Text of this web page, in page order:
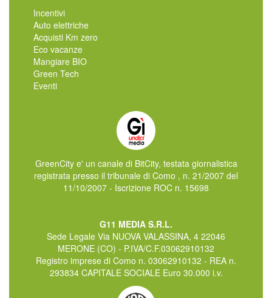
Incentivi
Auto elettriche
Acquisti Km zero
Eco vacanze
Mangiare BIO
Green Tech
Eventi
GreenCity e' un canale di BitCity, testata giornalistica
registrata presso il tribunale di Como , n. 21/2007 del
11/10/2007 - Iscrizione ROC n. 15698
G11 MEDIA S.R.L.
Sede Legale Via NUOVA VALASSINA, 4 22046
MERONE (CO) - P.IVA/C.F.03062910132
Registro imprese di Como n. 03062910132 - REA n.
293834 CAPITALE SOCIALE Euro 30.000 i.v.